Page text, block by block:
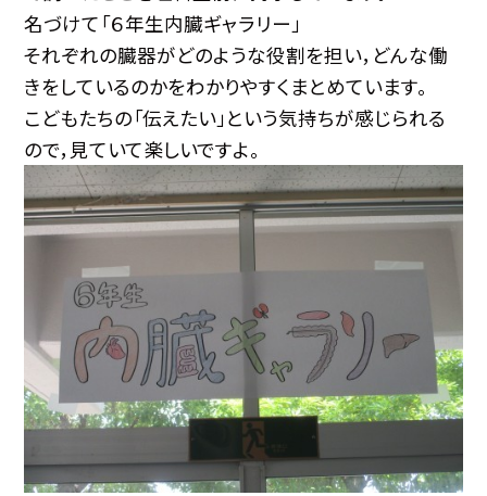
名づけて「６年生内臓ギャラリー」
それぞれの臓器がどのような役割を担い，どんな働
きをしているのかをわかりやすくまとめています。
こどもたちの「伝えたい」という気持ちが感じられる
ので，見ていて楽しいですよ。